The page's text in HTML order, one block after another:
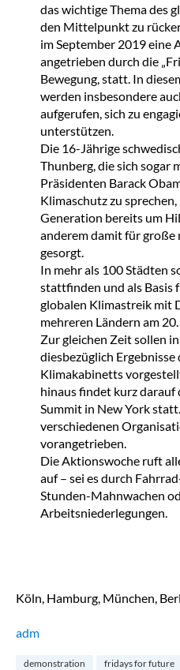
das wichtige Thema des
den Mittelpunkt zu
im September 2019 eine
angetrieben durch die
Bewegung, statt. In
werden insbesondere
aufgerufen, sich zu
unterstützen.
Die 16-Jährige
Thunberg, die sich sogar
Präsidenten Barack
Klimaschutz zu
Generation bereits um
anderem damit für
gesorgt.
In mehr als 100 Städten
stattfinden und als Basis
globalen Klimastreik mit
mehreren Ländern am
Zur gleichen Zeit sollen
diesbezüglich
Klimakabinetts
hinaus findet kurz
Summit in New York
verschiedenen
vorangetrieben.
Die Aktionswoche ruft
auf – sei es durch
Stunden-Mahnwachen
Arbeitsniederlegungen.
Köln, Hamburg, München,
adm
demonstration fridays for future